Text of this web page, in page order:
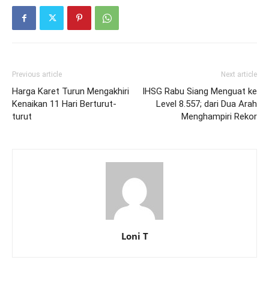
Previous article
Harga Karet Turun Mengakhiri
Kenaikan 11 Hari Berturut-
turut
Next article
IHSG Rabu Siang Menguat ke
Level 8.557; dari Dua Arah
Menghampiri Rekor
Loni T